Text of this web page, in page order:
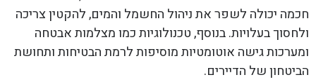
חכמה יכולה לשפר את ניהול החשמל והמים, להקטין צריכה
ולחסוך בעלויות. בנוסף, טכנולוגיות כמו מצלמות אבטחה
ומערכות גישה אוטומטיות מוסיפות לרמת הבטיחות ותחושת
הביטחון של הדיירים.